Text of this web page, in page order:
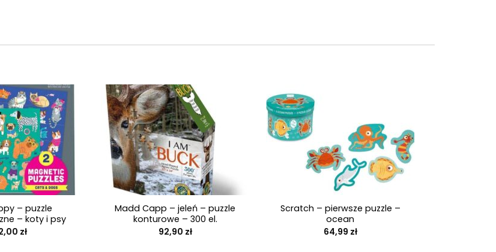
– puzzle
– koty i psy
zł
+
Madd Capp – jeleń – puzzle
konturowe – 300 el.
92,90 zł
Scratch – pierwsze puzzle –
ocean
64,99 zł